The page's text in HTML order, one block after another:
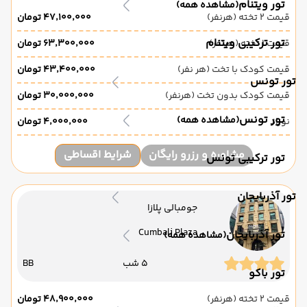
تور ویتنام(مشاهده همه)
تور ترکیبی ویتنام
تور تونس
تور تونس(مشاهده همه)
تور ترکیبی تونس
تور آذربایجان
تور آذربایجان(مشاهده همه)
تور باکو
قیمت 2 تخته (هرنفر)
۴۷٬۱۰۰٬۰۰۰ تومان
قیمت 1 تخته (هرنفر)
۶۳٬۳۰۰٬۰۰۰ تومان
قیمت کودک با تخت (هر نفر)
۴۳٬۴۰۰٬۰۰۰ تومان
قیمت کودک بدون تخت (هرنفر)
۳۰٬۰۰۰٬۰۰۰ تومان
نوزاد
۴٬۰۰۰٬۰۰۰ تومان
مشاوره و رزرو رایگان شرایط اقساطی
جومبالی پلازا
Cumbali Plaza
5 شب BB
قیمت 2 تخته (هرنفر)
۴۸٬۹۰۰٬۰۰۰ تومان